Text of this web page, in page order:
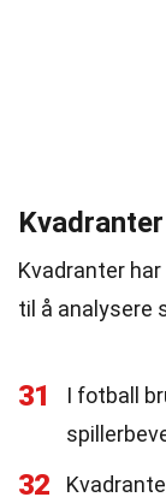
Kvadranter
til å analysere
31
I fotball
32